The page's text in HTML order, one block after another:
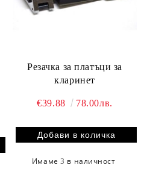
Резачка за платъци за
кларинет
€39.88 78.00лв.
Имаме3 в наличност